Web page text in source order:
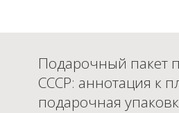
Подарочный пакет
СССР: аннотация к
подарочная